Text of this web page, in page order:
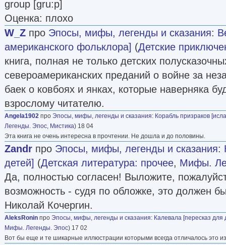
group [gru:p]
Оценка: плохо
W_Z про Эпосы, мифы, легенды и сказания:
американского фольклора] (Детские
книга, полная не только детских
североамериканских преданий о войне за
баек о ковбоях и янках, которые наверняка
взрослому читателю.
Angela1902 про Эпосы, мифы, легенды и сказания: Корабль призраков
Легенды. Эпос, Мистика) 18 04
Эта книга не очень интересна в прочтении. Не дошла и до половины.
Zandr про Эпосы, мифы, легенды и сказания:
детей] (Детская литература: прочее, Мифы.
Да, полностью согласен! Выложите,
возможность - судя по обложке, это должен
Николай Кочергин.
AleksRonin про Эпосы, мифы, легенды и сказания: Калевала [пересказ для
Мифы. Легенды. Эпос) 17 02
Вот бы еще и те шикарные иллюстрации которыми всегда отличалось это